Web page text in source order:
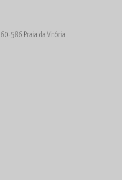
586 Praia da Vitória